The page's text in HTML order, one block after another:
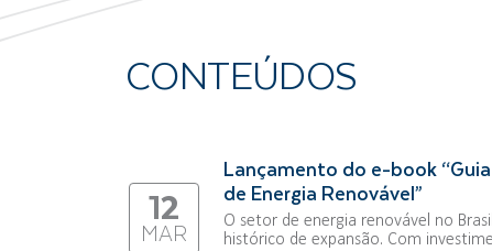
CONTEÚDOS
12
MAR
Lançamento do e-book
de Energia Renovável”
O setor de energia renovável no
histórico de expansão. Com